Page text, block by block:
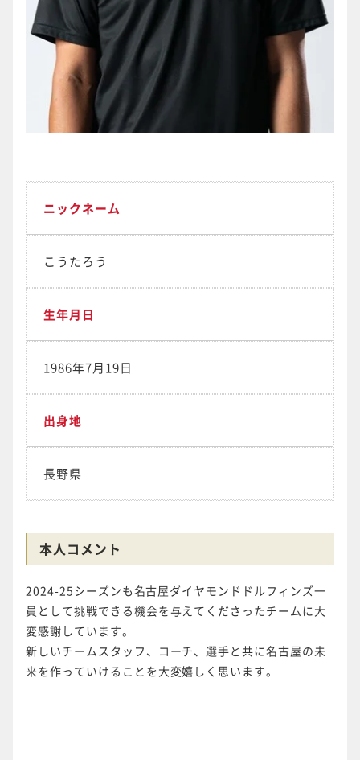
ニックネーム
こうたろう
生年月日
1986年7月19日
出身地
長野県
本人コメント
2024-25シーズンも名古屋ダイヤモンドドルフィンズ一
員として挑戦できる機会を与えてくださったチームに大
変感謝しています。
新しいチームスタッフ、コーチ、選手と共に名古屋の未
来を作っていけることを大変嬉しく思います。